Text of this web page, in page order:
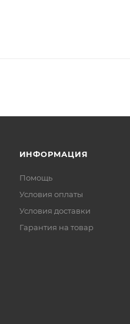
ИНФОРМАЦИЯ
Помощь
Условия оплаты
Условия доставки
Гарантия на товар